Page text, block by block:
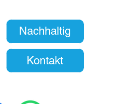
Nachhaltig
Kontakt